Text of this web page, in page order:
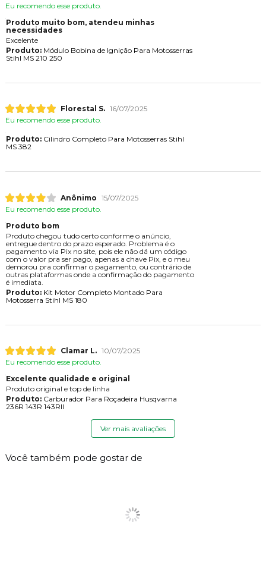
Eu recomendo esse produto.
Produto muito bom, atendeu minhas
necessidades
Excelente
Produto:Módulo Bobina de Ignição Para Motosserras
Stihl MS 210 250
Florestal S. 16/07/2025
Eu recomendo esse produto.
Produto:Cilindro Completo Para Motosserras Stihl
MS 382
Anônimo 15/07/2025
Eu recomendo esse produto.
Produto bom
Produto chegou tudo certo conforme o anúncio,
entregue dentro do prazo esperado. Problema é o
pagamento via Pix no site, pois ele não dá um código
com o valor pra ser pago, apenas a chave Pix, e o meu
demorou pra confirmar o pagamento, ou contrário de
outras plataformas onde a confirmação do pagamento
é imediata.
Produto:Kit Motor Completo Montado Para
Motosserra Stihl MS 180
Clamar L. 10/07/2025
Eu recomendo esse produto.
Excelente qualidade e original
Produto original e top de linha
Produto:Carburador Para Roçadeira Husqvarna
236R 143R 143RII
Ver mais avaliações
Você também pode gostar de